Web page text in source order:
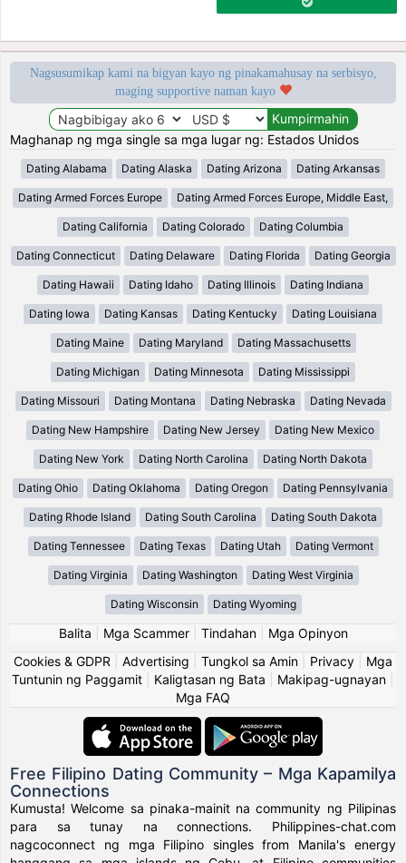
Nagsusumikap kami na bigyan kayo ng pinakamahusay na serbisyo,
maging supportive naman kayo
Maghanap ng mga single sa mga lugar ng: Estados Unidos
Dating Alabama Dating Alaska Dating Arizona Dating Arkansas
Dating Armed Forces Europe Dating Armed Forces Europe, Middle East,
Dating California Dating Colorado Dating Columbia
Dating Connecticut Dating Delaware Dating Florida Dating Georgia
Dating Hawaii Dating Idaho Dating Illinois Dating Indiana
Dating Iowa Dating Kansas Dating Kentucky Dating Louisiana
Dating Maine Dating Maryland Dating Massachusetts
Dating Michigan Dating Minnesota Dating Mississippi
Dating Missouri Dating Montana Dating Nebraska Dating Nevada
Dating New Hampshire Dating New Jersey Dating New Mexico
Dating New York Dating North Carolina Dating North Dakota
Dating Ohio Dating Oklahoma Dating Oregon Dating Pennsylvania
Dating Rhode Island Dating South Carolina Dating South Dakota
Dating Tennessee Dating Texas Dating Utah Dating Vermont
Dating Virginia Dating Washington Dating West Virginia
Dating Wisconsin Dating Wyoming
Balita Mga Scammer| Tindahan| Mga Opinyon
Cookies & GDPR
Advertising Tungkol sa Amin Privacy
Mga
Tuntunin ng Paggamit
Kaligtasan ng Bata Makipag-ugnayan
Mga FAQ
Free Filipino Dating Community – Mga Kapamilya
Connections
Kumusta! Welcome sa pinaka-mainit na community ng Pilipinas
para sa tunay na connections. Philippines-chat.com
nagcoconnect ng mga Filipino singles from Manila's energy